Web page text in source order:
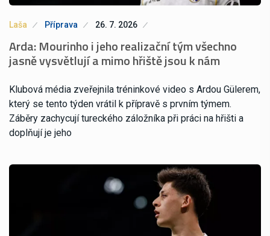
Laša Příprava 26. 7. 2026
Arda: Mourinho i jeho realizační tým všechno
jasně vysvětlují a mimo hřiště jsou k nám
Klubová média zveřejnila tréninkové video s Ardou Gülerem,
který se tento týden vrátil k přípravě s prvním týmem.
Záběry zachycují tureckého záložníka při práci na hřišti a
doplňují je jeho